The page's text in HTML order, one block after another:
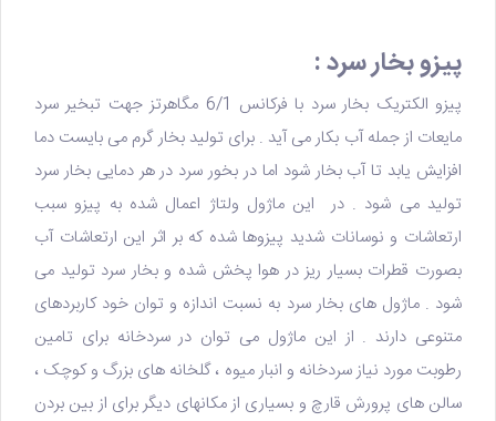
پیزو بخار سرد :
پیزو الکتریک بخار سرد
با فرکانس 6/1 مگاهرتز جهت تبخیر سرد
مایعات از جمله آب بکار می آید . برای تولید بخار گرم می بایست دما
افزایش یابد تا آب بخار شود اما در بخور سرد در هر دمایی بخار سرد
تولید می شود . در این ماژول ولتاژ اعمال شده به پیزو سبب
ارتعاشات و نوسانات شدید پیزوها شده که بر اثر این ارتعاشات آب
بصورت قطرات بسیار ریز در هوا پخش شده و بخار سرد تولید می
شود . ماژول های بخار سرد به نسبت اندازه و توان خود کاربردهای
متنوعی دارند . از این ماژول می توان در سردخانه برای تامین
رطوبت مورد نیاز سردخانه و انبار میوه ، گلخانه های بزرگ و کوچک ،
سالن های پرورش قارچ و بسیاری از مکانهای دیگر برای از بین بردن